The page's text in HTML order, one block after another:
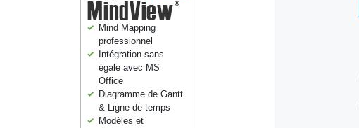
Mind Mapping
professionnel
Intégration sans
égale avec MS
Office
Diagramme de Gantt
& Ligne de temps
Modèles et